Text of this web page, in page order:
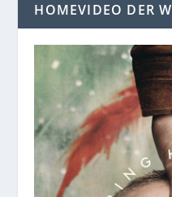
HOMEVIDEO DER